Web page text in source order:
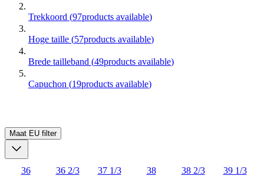
Trekkoord (97products available)
Hoge taille (57products available)
Brede tailleband (49products available)
Capuchon (19products available)
Maat EU filter
36 36 2/3 37 1/3 38 38 2/3 39 1/3